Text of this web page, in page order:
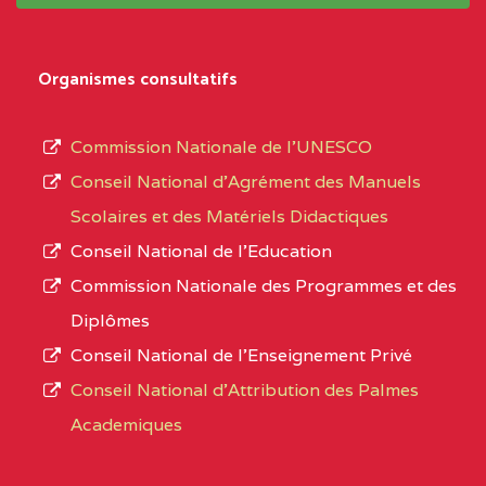
NDOMO BP :1154
CENTRE
COLLEGE PRIVE
CATHOLIQUE JOSPEH
STINTZI BP :53 OBALA
CENTRE
COLLEGE PRIVE LAIC LE
YDE
CENTRE
type
L’offre
d’éducation
de
Organismes consultatifs
Commission Nationale de l’UNESCO
Conseil National d’Agrément des Manuels
Scolaires et des Matériels Didactiques
Conseil National de l’Education
Commission Nationale des Programmes et des
Diplômes
Conseil National de l’Enseignement Privé
Conseil National d'Attribution des Palmes
Academiques